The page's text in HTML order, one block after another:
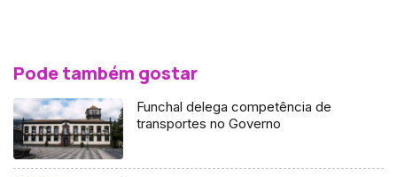
Pode também gostar
Funchal delega competência de
transportes no Governo